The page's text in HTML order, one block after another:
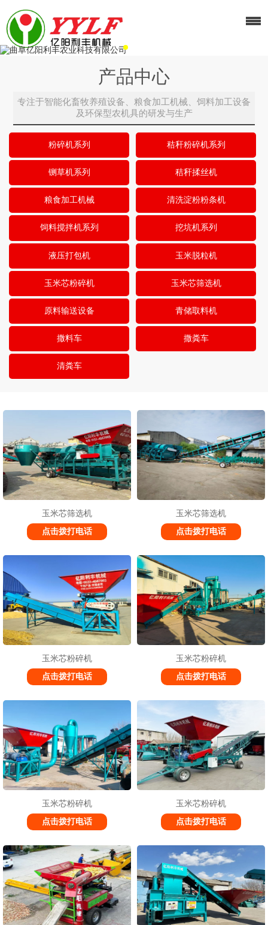
1 2 2
产品中心
专注于智能化畜牧养殖设备、粮食加工机械、饲料加工设备
及环保型农机具的研发与生产
粉碎机系列 秸秆粉碎机系列
铡草机系列 秸秆揉丝机
粮食加工机械 清洗淀粉粉条机
饲料搅拌机系列 挖坑机系列
液压打包机 玉米脱粒机
玉米芯粉碎机 玉米芯筛选机
原料输送设备 青储取料机
撒料车 撒粪车
清粪车
玉米芯筛选机
点击拨打电话
玉米芯筛选机
点击拨打电话
玉米芯粉碎机
点击拨打电话
玉米芯粉碎机
点击拨打电话
玉米芯粉碎机
点击拨打电话
玉米芯粉碎机
点击拨打电话